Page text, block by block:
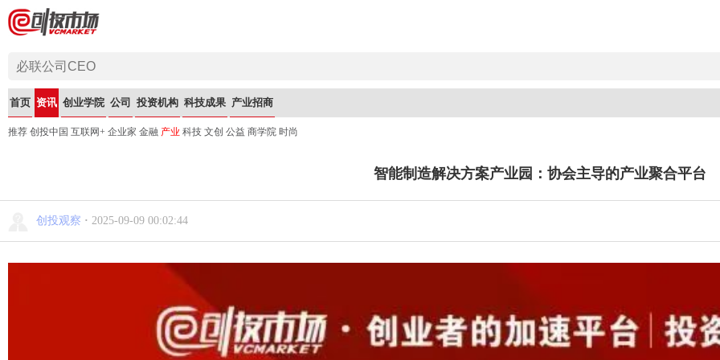
首页 资讯 创业学院 公司 投资机构 科技成果 产业招商
推荐 创投中国 互联网+ 企业家 金融 产业 科技 文创 公益 商学院 时尚
智能制造解决方案产业园：协会主导的产业聚合平台
创投观察 · 2025-09-09 00:02:44